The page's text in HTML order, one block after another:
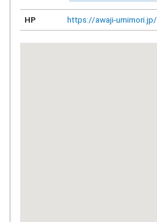
HP https://awaji-umimori.jp/